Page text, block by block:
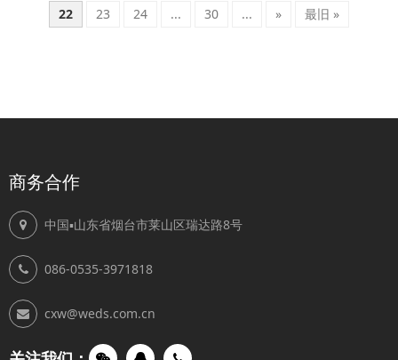
22
23 24 ... 30 ... » 最旧 »
商务合作
中国▪山东省烟台市莱山区瑞达路8号
086-0535-3971818
cxw@weds.com.cn